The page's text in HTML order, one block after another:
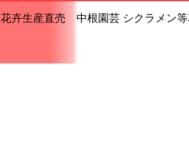
花卉生産直売 中根園芸 シクラメン